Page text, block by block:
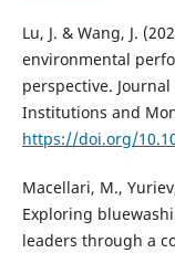
Lu, J. & Wang, J.
environmental
perspective.
Institutions and
https://doi.org/
Macellari, M.,
Exploring
leaders through a